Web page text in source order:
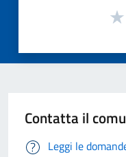
Contatta il
Leggi le